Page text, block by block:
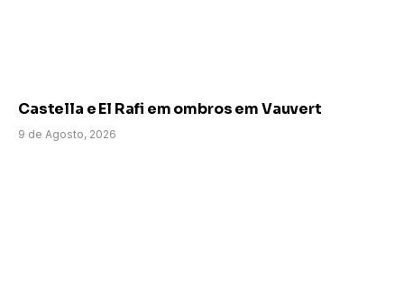
Castella e El Rafi em ombros em Vauvert
9 de Agosto, 2026